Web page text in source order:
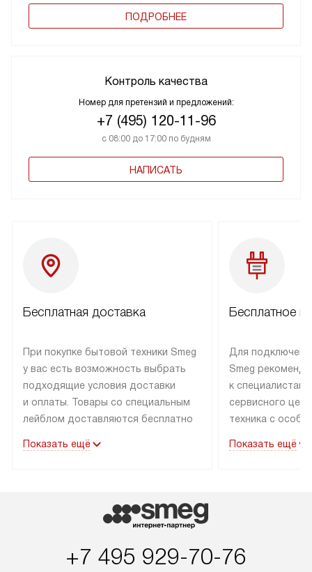
ПОДРОБНЕЕ
Контроль качества
Номер для претензий и предложений:
+7 (495) 120-11-96
с 08:00 до 17:00 по будням
НАПИСАТЬ
Бесплатная доставка
При покупке бытовой техники Smeg
у вас есть возможность выбрать
подходящие условия доставки
и оплаты. Товары со специальным
лейблом доставляются бесплатно
до подъезда. Доставка за пределы
маркировку «в наличии», может
быть отправлен покупателю
в Санкт-Петербург и другие
Показать ещё
Бесплатное
Для
Smeg
к специалистам
сервисного
техника с
коммуникациям.
подключения к
Показать ещё
+7 495 929-70-76